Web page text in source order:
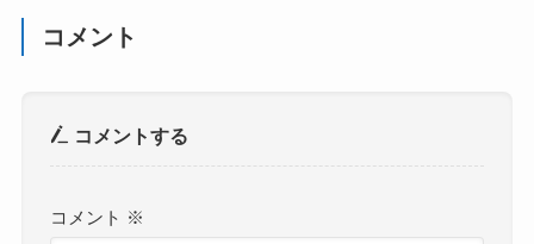
コメント
コメントする
コメント ※